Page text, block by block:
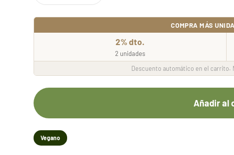
COMPRA MÁS
2% dto.
2 unidades
Descuento automático en el carrito.
Añadir al
Vegano